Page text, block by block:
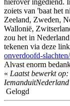
hierover ingediend.
zoiets van 'baat het
Zeeland, Zweden,
Wallonië,
zou het in
tekenen via deze
onverdoofd-slachten/
Alvast enorm
« Laatst bewerkt
IemanduitNederland
Gelogd